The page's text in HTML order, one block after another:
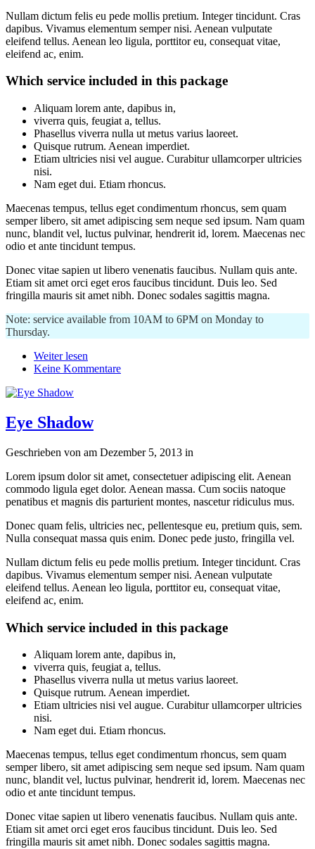
Nullam dictum felis eu pede mollis pretium. Integer tincidunt. Cras
dapibus. Vivamus elementum semper nisi. Aenean vulputate
eleifend tellus. Aenean leo ligula, porttitor eu, consequat vitae,
eleifend ac, enim.
Which service included in this package
Aliquam lorem ante, dapibus in,
viverra quis, feugiat a, tellus.
Phasellus viverra nulla ut metus varius laoreet.
Quisque rutrum. Aenean imperdiet.
Etiam ultricies nisi vel augue. Curabitur ullamcorper ultricies
nisi.
Nam eget dui. Etiam rhoncus.
Maecenas tempus, tellus eget condimentum rhoncus, sem quam
semper libero, sit amet adipiscing sem neque sed ipsum. Nam quam
nunc, blandit vel, luctus pulvinar, hendrerit id, lorem. Maecenas nec
odio et ante tincidunt tempus.
Donec vitae sapien ut libero venenatis faucibus. Nullam quis ante.
Etiam sit amet orci eget eros faucibus tincidunt. Duis leo. Sed
fringilla mauris sit amet nibh. Donec sodales sagittis magna.
Note: service available from 10AM to 6PM on Monday to
Thursday.
Weiter lesen
Keine Kommentare
Eye Shadow
Geschrieben von am Dezember 5, 2013 in
Lorem ipsum dolor sit amet, consectetuer adipiscing elit. Aenean
commodo ligula eget dolor. Aenean massa. Cum sociis natoque
penatibus et magnis dis parturient montes, nascetur ridiculus mus.
Donec quam felis, ultricies nec, pellentesque eu, pretium quis, sem.
Nulla consequat massa quis enim. Donec pede justo, fringilla vel.
Nullam dictum felis eu pede mollis pretium. Integer tincidunt. Cras
dapibus. Vivamus elementum semper nisi. Aenean vulputate
eleifend tellus. Aenean leo ligula, porttitor eu, consequat vitae,
eleifend ac, enim.
Which service included in this package
Aliquam lorem ante, dapibus in,
viverra quis, feugiat a, tellus.
Phasellus viverra nulla ut metus varius laoreet.
Quisque rutrum. Aenean imperdiet.
Etiam ultricies nisi vel augue. Curabitur ullamcorper ultricies
nisi.
Nam eget dui. Etiam rhoncus.
Maecenas tempus, tellus eget condimentum rhoncus, sem quam
semper libero, sit amet adipiscing sem neque sed ipsum. Nam quam
nunc, blandit vel, luctus pulvinar, hendrerit id, lorem. Maecenas nec
odio et ante tincidunt tempus.
Donec vitae sapien ut libero venenatis faucibus. Nullam quis ante.
Etiam sit amet orci eget eros faucibus tincidunt. Duis leo. Sed
fringilla mauris sit amet nibh. Donec sodales sagittis magna.